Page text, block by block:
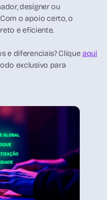
designer ou
o apoio certo, o
e eficiente.
e diferenciais? Cliqueaqui
exclusivo para